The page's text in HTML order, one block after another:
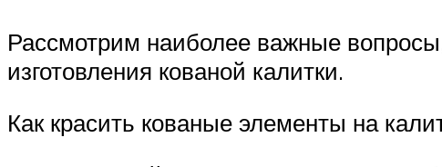
Рассмотрим наиболее важные
изготовления кованой калитки.
Как красить кованые элементы на